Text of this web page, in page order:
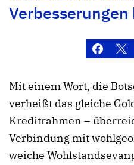
Mit einem Wort, die
verheißt das gleiche
Kreditrahmen –
Verbindung mit
weiche